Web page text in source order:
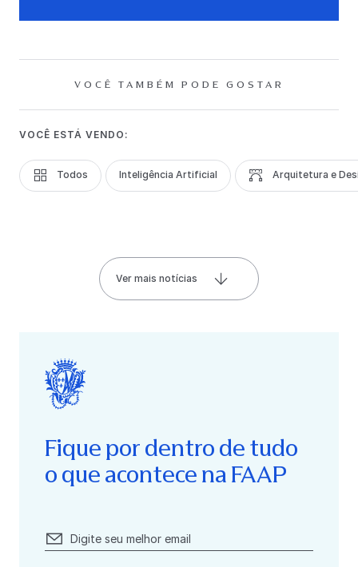
VOCÊ TAMBÉM PODE GOSTAR
VOCÊ ESTÁ VENDO:
Todos Inteligência Artificial Arquitetura e
Ver mais notícias
Fique por dentro de tudo
o que acontece na FAAP